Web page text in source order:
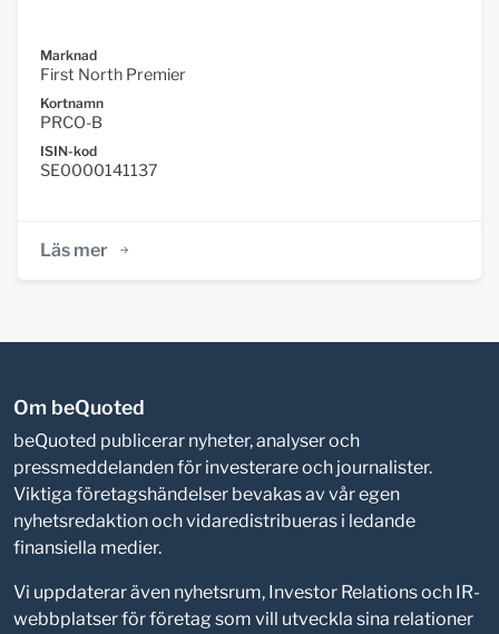
Marknad
First North Premier
Kortnamn
PRCO-B
ISIN-kod
SE0000141137
Läs mer
Om beQuoted
beQuoted publicerar nyheter, analyser och
pressmeddelanden för investerare och journalister.
Viktiga företagshändelser bevakas av vår egen
nyhetsredaktion och vidaredistribueras i ledande
finansiella medier.
Vi uppdaterar även nyhetsrum, Investor Relations och IR-
webbplatser för företag som vill utveckla sina relationer